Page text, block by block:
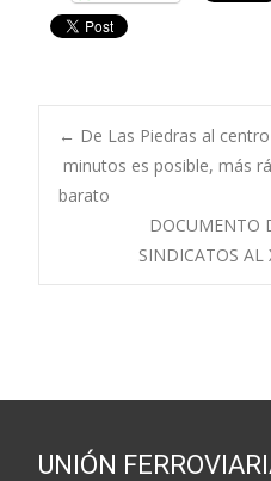
← De Las Piedras al
minutos es posible, más
barato
DOCUMENTO
SINDICATOS AL
UNIÓN